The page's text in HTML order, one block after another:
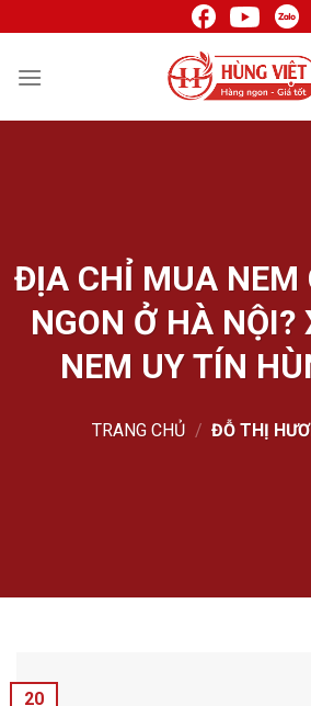
đến
nội
ĐỊA CHỈ MUA NEM
NGON Ở HÀ NỘI?
NEM UY TÍN
TRANG CHỦ / ĐỖ THỊ
20